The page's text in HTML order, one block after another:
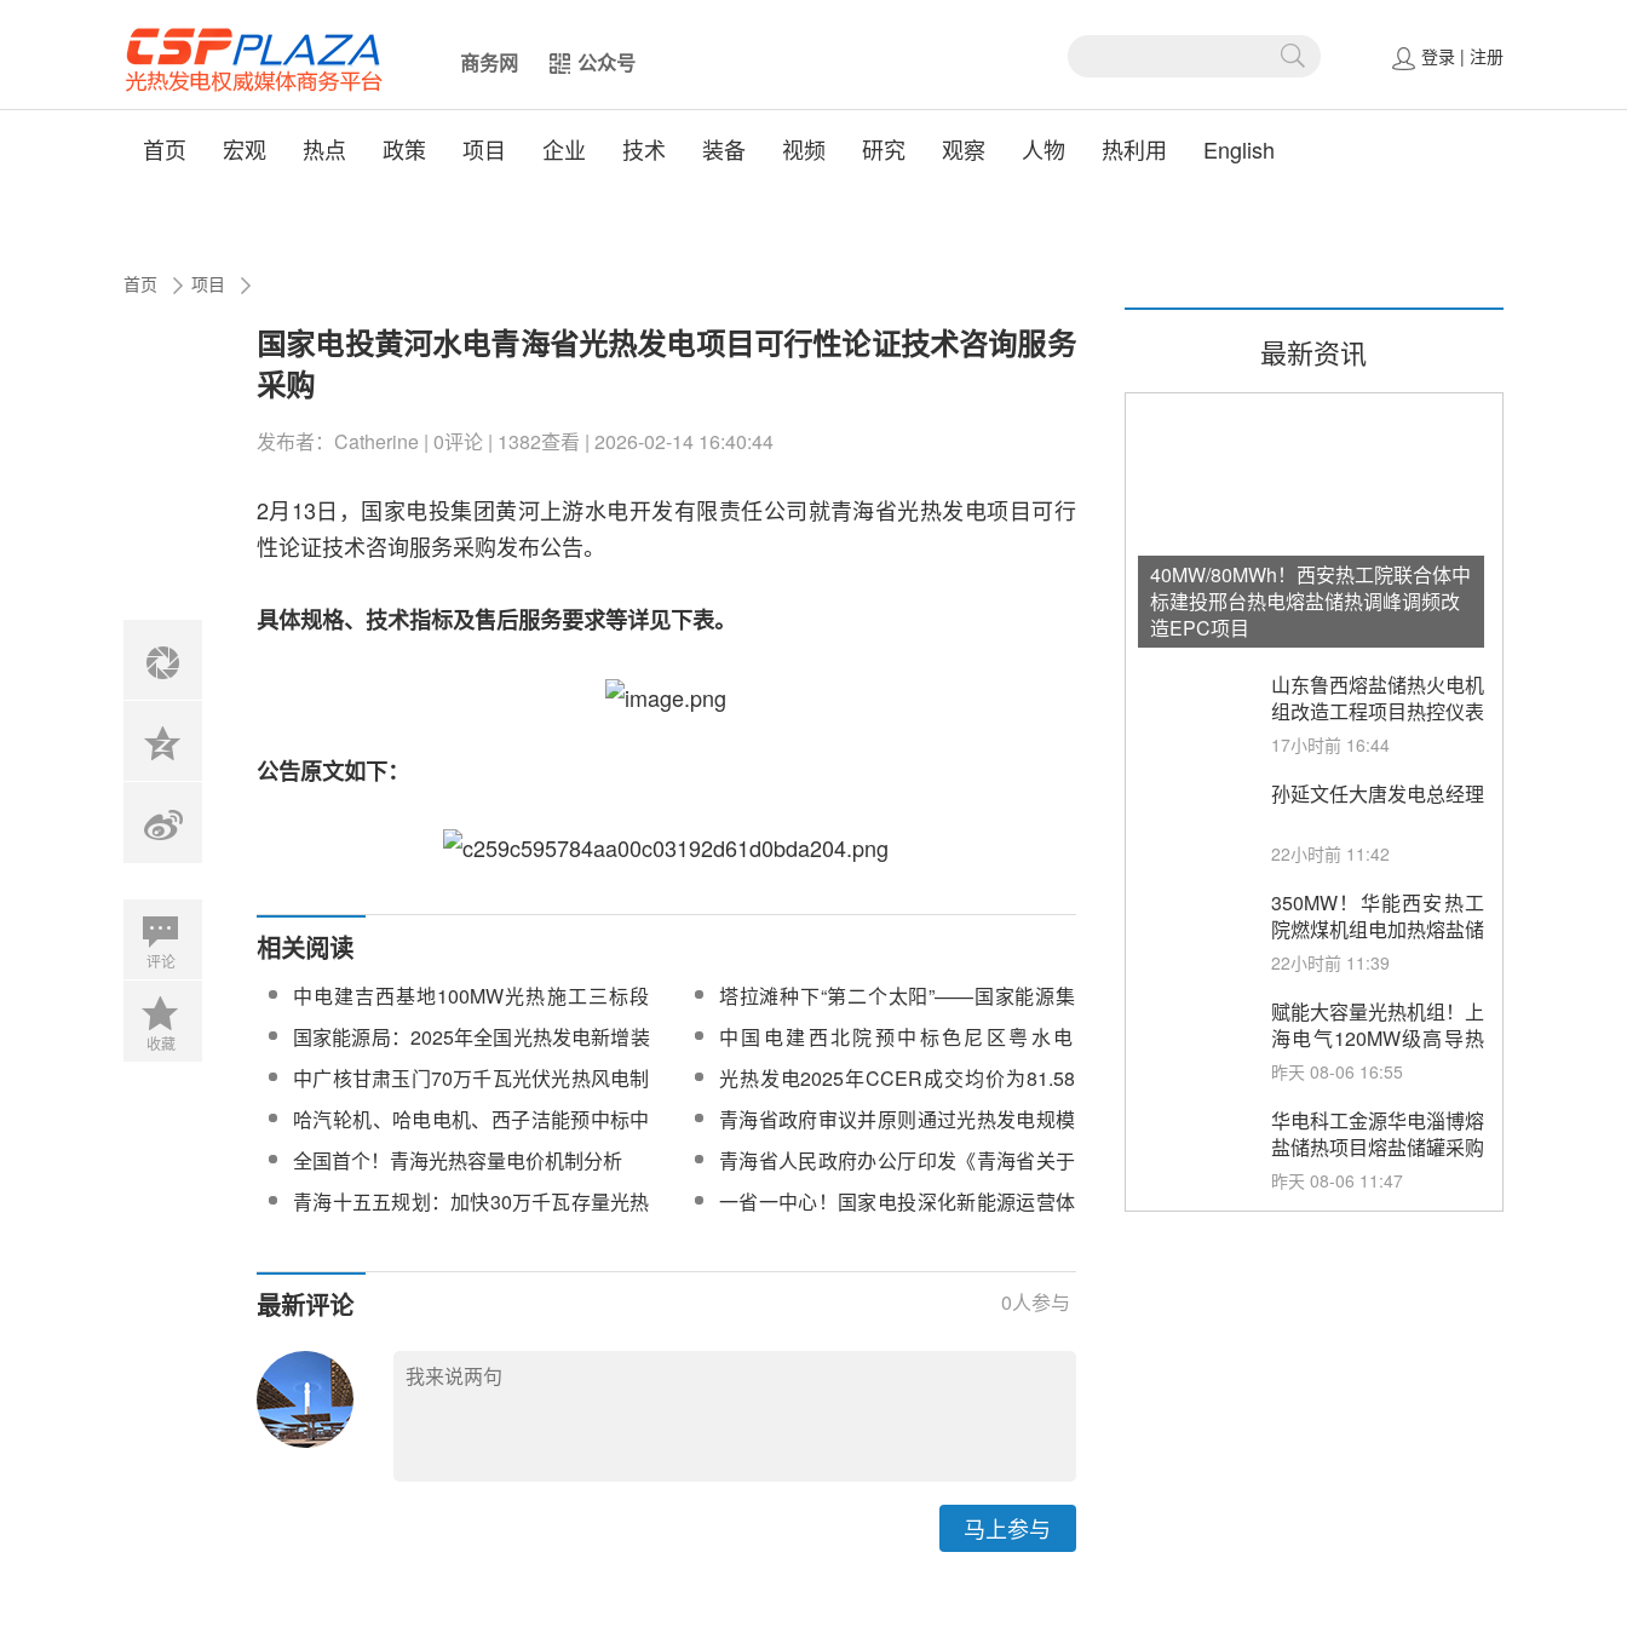
商务网 公众号 登录 | 注册
首页 宏观 热点 政策 项目 企业 技术 装备 视频 研究 观察 人物 热利用 English
首页 项目
国家电投黄河水电青海省光热发电项目可行性论证技术咨询服务
采购
发布者：Catherine | 0评论 | 1382查看 | 2026-02-14 16:40:44
2月13日，国家电投集团黄河上游水电开发有限责任公司就青海省光热发电项目可行
性论证技术咨询服务采购发布公告。
具体规格、技术指标及售后服务要求等详见下表。
公告原文如下：
评论
收藏
相关阅读
中电建吉西基地100MW光热施工三标段
项目全场调试及试运行工程采购
塔拉滩种下“第二个太阳”——国家能源集
团共和塔式光热项目攻坚记
国家能源局：2025年全国光热发电新增装
机94万千瓦，同比增长203%
中国电建西北院预中标色尼区粤水电
150MW光热项目EPC+O总承包
中广核甘肃玉门70万千瓦光伏光热风电制
氢示范项目10万千瓦光热工程三大主机系
统招标
光热发电2025年CCER成交均价为81.58
元/吨，成交额8700万元
哈汽轮机、哈电电机、西子洁能预中标中
能建当雄县100MW光热项目主机设备采
购
青海省政府审议并原则通过光热发电规模
化发展若干措施
全国首个！青海光热容量电价机制分析
青海省人民政府办公厅印发《青海省关于
促进光热发电规模化发展的若干措施》的
通知
青海十五五规划：加快30万千瓦存量光热
一省一中心！国家电投深化新能源运营体
最新评论 0人参与
马上参与
最新资讯
40MW/80MWh！西安热工院联合体中
标建投邢台热电熔盐储热调峰调频改
造EPC项目
山东鲁西熔盐储热火电机
组改造工程项目热控仪表
成套设备采购
17小时前 16:44
孙延文任大唐发电总经理
22小时前 11:42
350MW！华能西安热工
院燃煤机组电加热熔盐储
能提升机组灵活性改造项
务采购
22小时前 11:39
赋能大容量光热机组！上
海电气120MW级高导热
空冷发电机通过型式试验
昨天 08-06 16:55
华电科工金源华电淄博熔
盐储热项目熔盐储罐采购
昨天 08-06 11:47